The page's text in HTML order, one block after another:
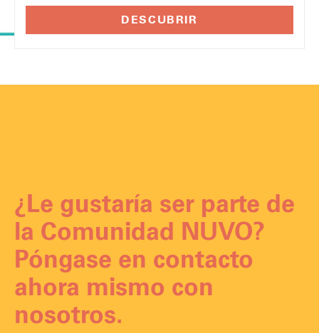
DESCUBRIR
¿Le gustaría ser parte de
la Comunidad NUVO?
Póngase en contacto
ahora mismo con
nosotros.